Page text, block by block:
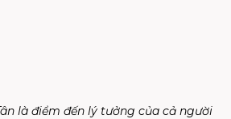
là điểm đến lý tưởng của cả người